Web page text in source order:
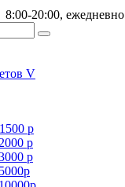
8:00-20:00, ежедневно
р
р
р